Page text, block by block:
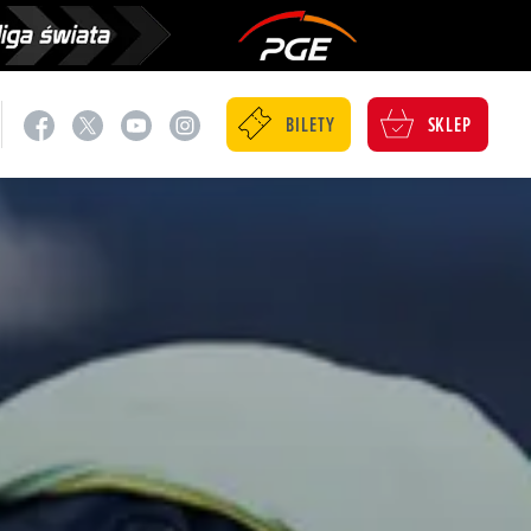
BILETY SKLEP